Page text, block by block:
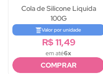
Cola de Silicone Liquida
100G
Valor por unidade
R$ 11,49
em até6x
COMPRAR